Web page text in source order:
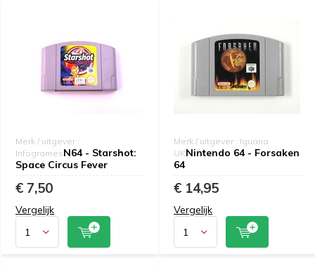
Merk / uitgever :
InfogramesN64 - Starshot:
Space Circus Fever
€ 7,50
Vergelijk
Merk / uitgever : Iguana
UKNintendo 64 - Forsaken
64
€ 14,95
Vergelijk